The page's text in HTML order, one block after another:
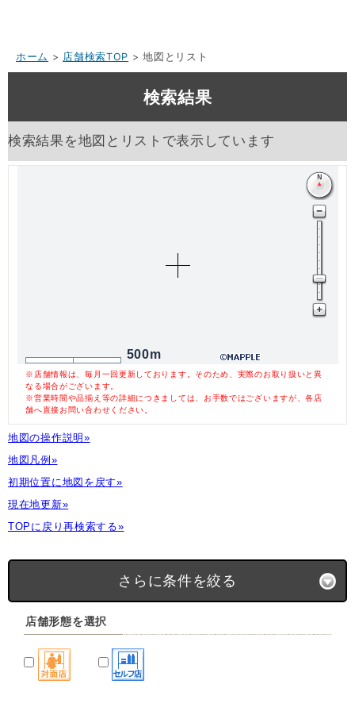
ホーム > 店舗検索TOP > 地図とリスト
検索結果
検索結果を地図とリストで表示しています
500m
※店舗情報は、毎月一回更新しております。そのため、実際のお取り扱いと異
なる場合がございます。
※営業時間や品揃え等の詳細につきましては、お手数ではございますが、各店
舗へ直接お問い合わせください。
地図の操作説明»
地図凡例»
初期位置に地図を戻す»
現在地更新»
TOPに戻り再検索する»
さらに条件を絞る
店舗形態を選択